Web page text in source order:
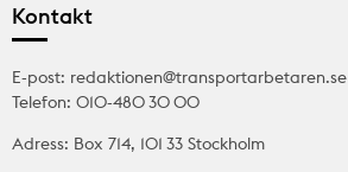
Kontakt
E-post: redaktionen@transportarbetaren.se
Telefon: 010-480 30 00
Adress: Box 714, 101 33 Stockholm